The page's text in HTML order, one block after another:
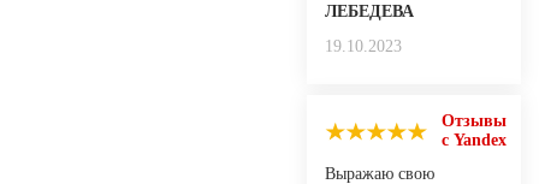
ЛЕБЕДЕВА
19.10.2023
Отзывы
с Yandex
Выражаю свою